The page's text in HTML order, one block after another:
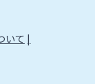
いて